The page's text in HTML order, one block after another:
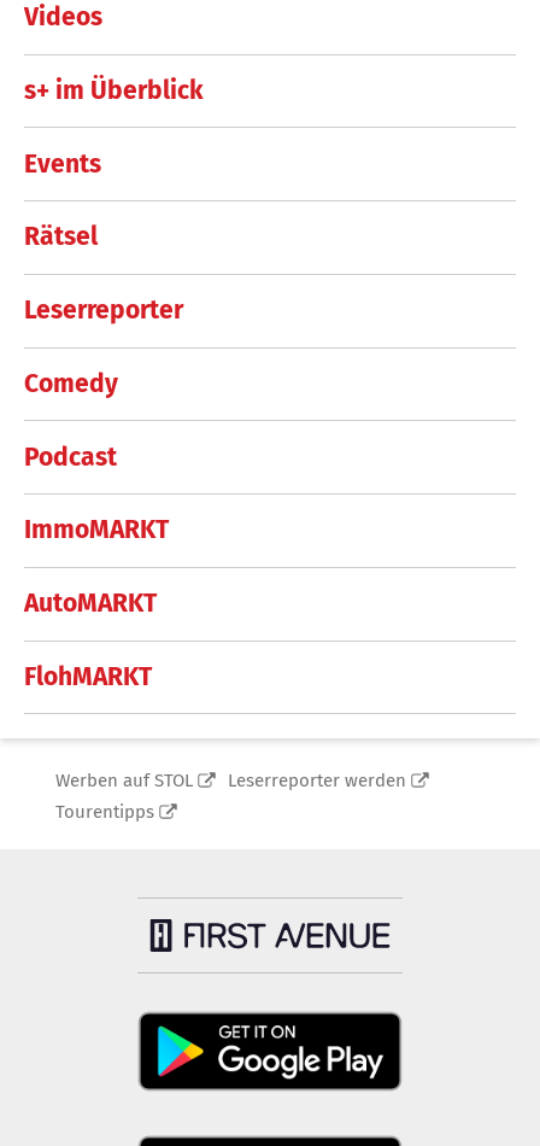
Videos
s+ im Überblick
Events
Rätsel
Leserreporter
Comedy
Podcast
ImmoMARKT
AutoMARKT
FlohMARKT
Werben auf STOL
Leserreporter werden
Tourentipps